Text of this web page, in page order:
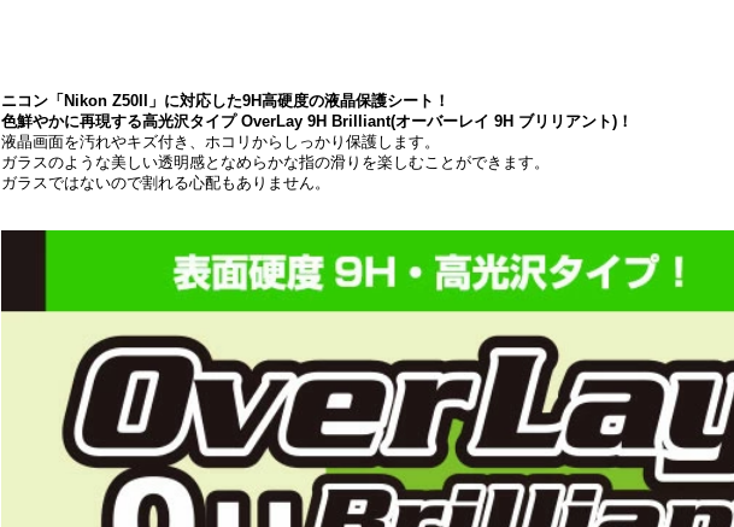
ニコン「Nikon Z50II」に対応した9H高硬度の液晶保護シート！
色鮮やかに再現する高光沢タイプ OverLay 9H Brilliant(オーバーレイ 9H ブリリアント)！
液晶画面を汚れやキズ付き、ホコリからしっかり保護します。
ガラスのような美しい透明感となめらかな指の滑りを楽しむことができます。
ガラスではないので割れる心配もありません。